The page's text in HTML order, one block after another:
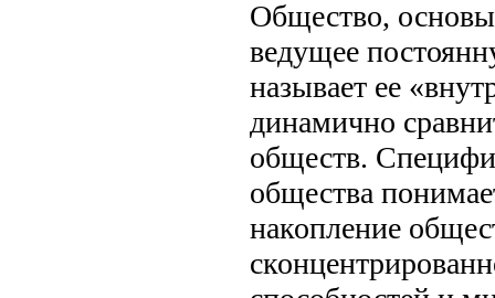
Общество,
ведущее
называет ее
динамично
обществ.
общества
накопление